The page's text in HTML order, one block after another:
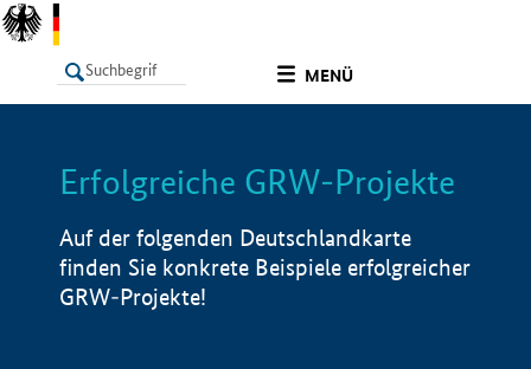
MENÜ
LISTE Info
Erfolgreiche GRW-Projekte
Auf der folgenden Deutschlandkarte
finden Sie konkrete Beispiele erfolgreicher
GRW-Projekte!